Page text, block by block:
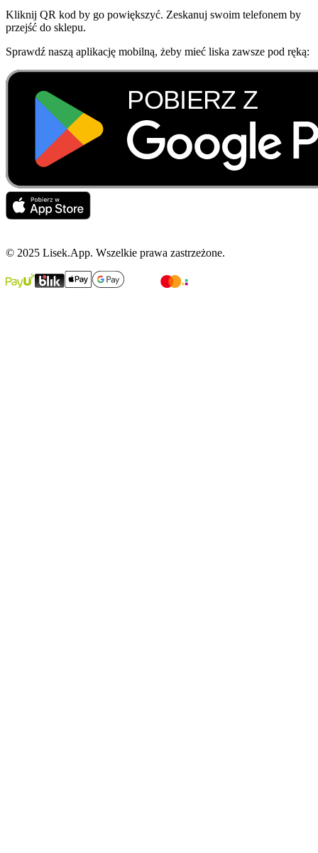
Kliknij QR kod by go powiększyć. Zeskanuj swoim telefonem by
przejść do sklepu.
Sprawdź naszą aplikację mobilną, żeby mieć liska zawsze pod ręką:
© 2025 Lisek.App. Wszelkie prawa zastrzeżone.